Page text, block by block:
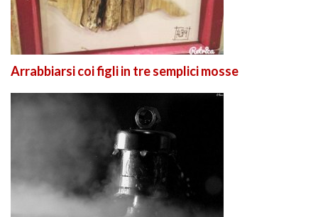
Arrabbiarsi coi figli in tre semplici mosse